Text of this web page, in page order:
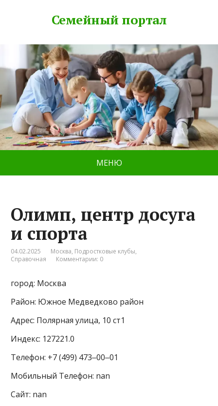
Семейный портал
МЕНЮ
Олимп, центр досуга
и спорта
04.02.2025 Москва, Подростковые клубы,
Справочная
Комментарии: 0
город: Москва
Район: Южное Медведково район
Адрес: Полярная улица, 10 ст1
Индекс: 127221.0
Телефон: +7 (499) 473‒00‒01
Мобильный Телефон: nan
Сайт: nan